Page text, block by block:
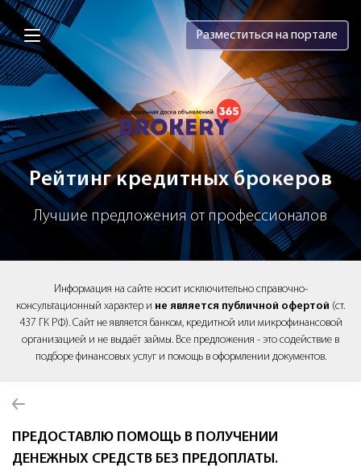
Brokery365 - Рейтинг кредитных
Разместиться на портале
Рейтинг кредитных брокеров
Лучшие предложения от профессионалов
Информация на сайте носит исключительно справочно-
консультационный характер и не является публичной офертой (ст.
437 ГК РФ). Сайт не является банком, кредитной или микрофинансовой
организацией и не выдаёт займы. Все предложения - это содействие в
подборе финансовых услуг и помощь в оформлении документов.
ПРЕДОСТАВЛЮ ПОМОЩЬ В ПОЛУЧЕНИИ
ДЕНЕЖНЫХ СРЕДСТВ БЕЗ ПРЕДОПЛАТЫ.